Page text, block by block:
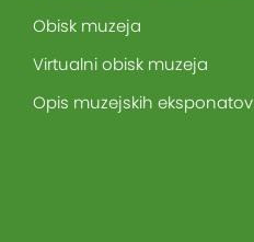
Obisk muzeja
Virtualni obisk muzeja
Opis muzejskih eksponatov